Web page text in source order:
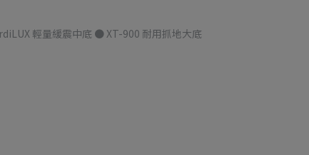
輕量緩震中底 ● XT-900 耐用抓地大底